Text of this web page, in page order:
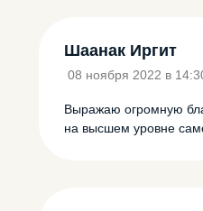
Шаанак Иргит
08 ноября 2022 в
Выражаю огромную
на высшем уровне